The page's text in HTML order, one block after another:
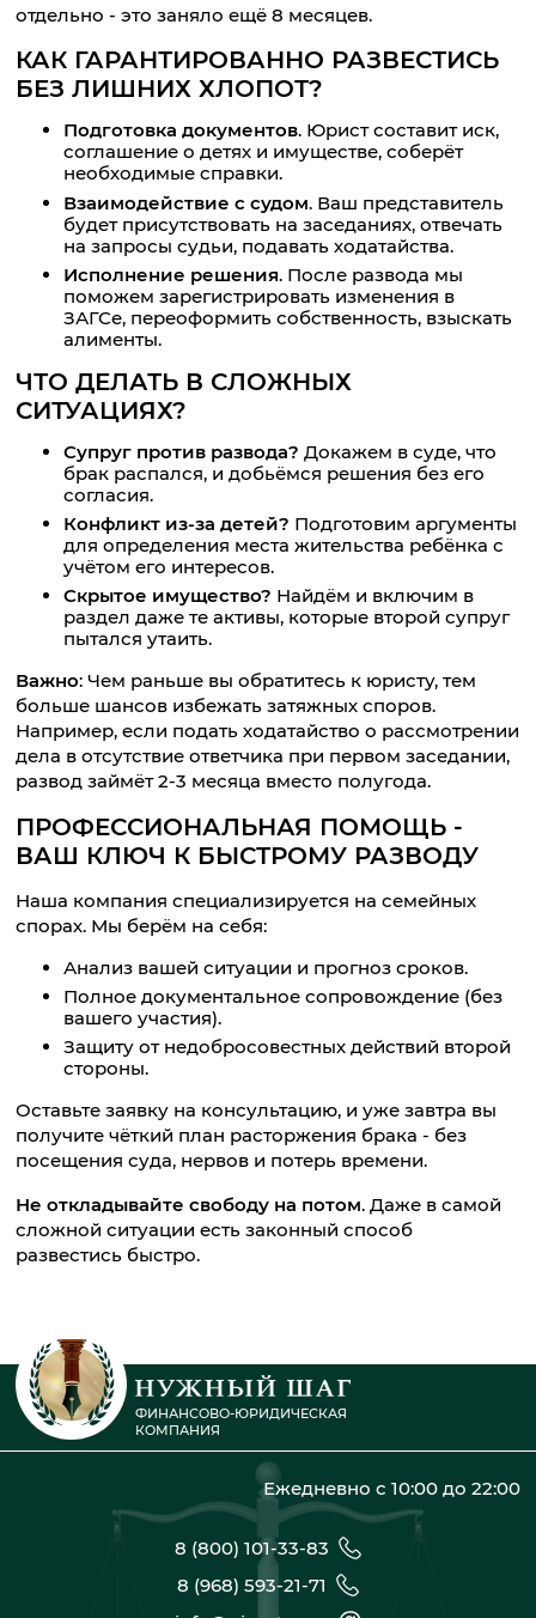
отдельно - это заняло ещё 8 месяцев.
КАК ГАРАНТИРОВАННО РАЗВЕСТИСЬ
БЕЗ ЛИШНИХ ХЛОПОТ?
Подготовка документов. Юрист составит иск,
соглашение о детях и имуществе, соберёт
необходимые справки.
Взаимодействие с судом. Ваш представитель
будет присутствовать на заседаниях, отвечать
на запросы судьи, подавать ходатайства.
Исполнение решения. После развода мы
поможем зарегистрировать изменения в
ЗАГСе, переоформить собственность, взыскать
алименты.
ЧТО ДЕЛАТЬ В СЛОЖНЫХ
СИТУАЦИЯХ?
Супруг против развода? Докажем в суде, что
брак распался, и добьёмся решения без его
согласия.
Конфликт из-за детей? Подготовим аргументы
для определения места жительства ребёнка с
учётом его интересов.
Скрытое имущество? Найдём и включим в
раздел даже те активы, которые второй супруг
пытался утаить.
Важно: Чем раньше вы обратитесь к юристу, тем
больше шансов избежать затяжных споров.
Например, если подать ходатайство о рассмотрении
дела в отсутствие ответчика при первом заседании,
развод займёт 2-3 месяца вместо полугода.
ПРОФЕССИОНАЛЬНАЯ ПОМОЩЬ -
ВАШ КЛЮЧ К БЫСТРОМУ РАЗВОДУ
Наша компания специализируется на семейных
спорах. Мы берём на себя:
Анализ вашей ситуации и прогноз сроков.
Полное документальное сопровождение (без
вашего участия).
Защиту от недобросовестных действий второй
стороны.
Оставьте заявку на консультацию, и уже завтра вы
получите чёткий план расторжения брака - без
посещения суда, нервов и потерь времени.
Не откладывайте свободу на потом. Даже в самой
сложной ситуации есть законный способ
развестись быстро.
ФИНАНСОВО-ЮРИДИЧЕСКАЯ
КОМПАНИЯ
Ежедневно с 10:00 до 22:00
8 (800) 101-33-83
8 (968) 593-21-71